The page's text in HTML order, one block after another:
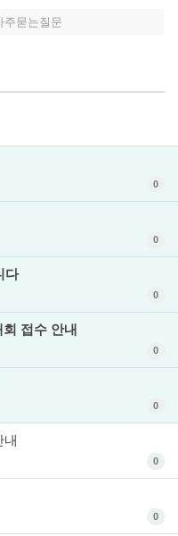
주묻는질문
0
0
다
0
접수 안내
0
0
내
0
0